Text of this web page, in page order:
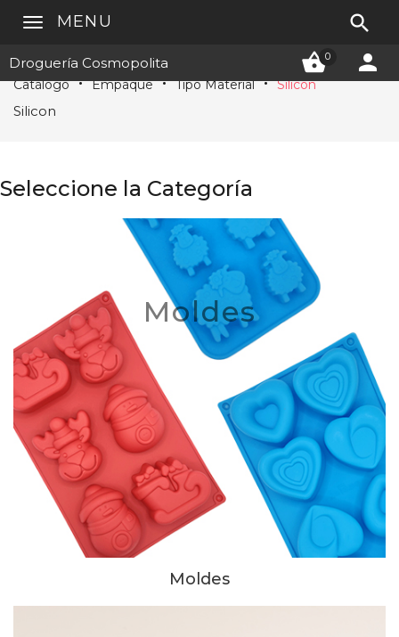
Droguería Cosmopolita 0 
MENU 
Catálogo Empaque Tipo Material Silicon
Silicon
Seleccione la Categoría
Moldes
Moldes